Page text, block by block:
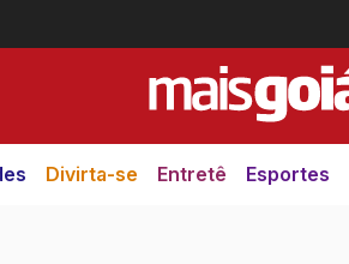
Divirta-se Entretê Esportes